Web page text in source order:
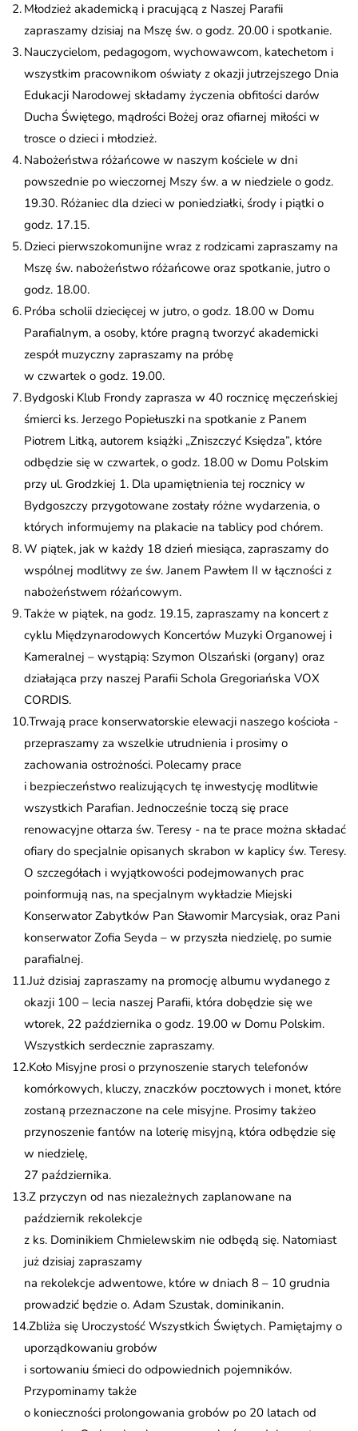
Młodzież akademicką i pracującą z Naszej Parafii
zapraszamy dzisiaj na Mszę św. o godz. 20.00 i spotkanie.
Nauczycielom, pedagogom, wychowawcom, katechetom i
wszystkim pracownikom oświaty z okazji jutrzejszego Dnia
Edukacji Narodowej składamy życzenia obfitości darów
Ducha Świętego, mądrości Bożej oraz ofiarnej miłości w
trosce o dzieci i młodzież.
Nabożeństwa różańcowe w naszym kościele w dni
powszednie po wieczornej Mszy św. a w niedziele o godz.
19.30. Różaniec dla dzieci w poniedziałki, środy i piątki o
godz. 17.15.
Dzieci pierwszokomunijne wraz z rodzicami zapraszamy na
Mszę św. nabożeństwo różańcowe oraz spotkanie, jutro o
godz. 18.00.
Próba scholii dziecięcej w jutro, o godz. 18.00 w Domu
Parafialnym, a osoby, które pragną tworzyć akademicki
zespół muzyczny zapraszamy na próbę
w czwartek o godz. 19.00.
Bydgoski Klub Frondy zaprasza w 40 rocznicę męczeńskiej
śmierci ks. Jerzego Popiełuszki na spotkanie z Panem
Piotrem Litką, autorem książki „Zniszczyć Księdza”, które
odbędzie się w czwartek, o godz. 18.00 w Domu Polskim
przy ul. Grodzkiej 1. Dla upamiętnienia tej rocznicy w
Bydgoszczy przygotowane zostały różne wydarzenia, o
których informujemy na plakacie na tablicy pod chórem.
W piątek, jak w każdy 18 dzień miesiąca, zapraszamy do
wspólnej modlitwy ze św. Janem Pawłem II w łączności z
nabożeństwem różańcowym.
Także w piątek, na godz. 19.15, zapraszamy na koncert z
cyklu Międzynarodowych Koncertów Muzyki Organowej i
Kameralnej – wystąpią: Szymon Olszański (organy) oraz
działająca przy naszej Parafii Schola Gregoriańska VOX
CORDIS.
Trwają prace konserwatorskie elewacji naszego kościoła -
przepraszamy za wszelkie utrudnienia i prosimy o
zachowania ostrożności. Polecamy prace
i bezpieczeństwo realizujących tę inwestycję modlitwie
wszystkich Parafian. Jednocześnie toczą się prace
renowacyjne ołtarza św. Teresy - na te prace można składać
ofiary do specjalnie opisanych skrabon w kaplicy św. Teresy.
O szczegółach i wyjątkowości podejmowanych prac
poinformują nas, na specjalnym wykładzie Miejski
Konserwator Zabytków Pan Sławomir Marcysiak, oraz Pani
konserwator Zofia Seyda – w przyszła niedzielę, po sumie
parafialnej.
Już dzisiaj zapraszamy na promocję albumu wydanego z
okazji 100 – lecia naszej Parafii, która dobędzie się we
wtorek, 22 października o godz. 19.00 w Domu Polskim.
Wszystkich serdecznie zapraszamy.
Koło Misyjne prosi o przynoszenie starych telefonów
komórkowych, kluczy, znaczków pocztowych i monet, które
zostaną przeznaczone na cele misyjne. Prosimy takżeo
przynoszenie fantów na loterię misyjną, która odbędzie się
w niedzielę,
27 października.
Z przyczyn od nas niezależnych zaplanowane na
październik rekolekcje
z ks. Dominikiem Chmielewskim nie odbędą się. Natomiast
już dzisiaj zapraszamy
na rekolekcje adwentowe, które w dniach 8 – 10 grudnia
prowadzić będzie o. Adam Szustak, dominikanin.
Zbliża się Uroczystość Wszystkich Świętych. Pamiętajmy o
uporządkowaniu grobów
i sortowaniu śmieci do odpowiednich pojemników.
Przypominamy także
o konieczności prolongowania grobów po 20 latach od